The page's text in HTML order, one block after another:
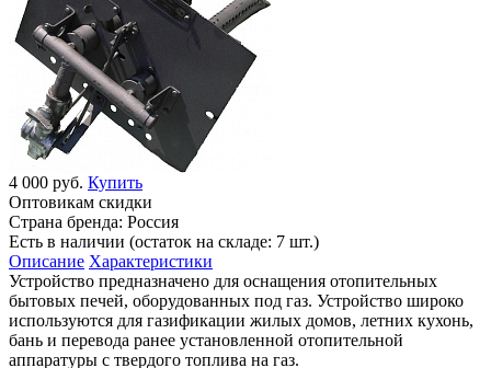
4 000 руб. Купить
Оптовикам скидки
Страна бренда: Россия
Есть в наличии (остаток на складе: 7 шт.)
Описание Характеристики
Устройство предназначено для оснащения отопительных
бытовых печей, оборудованных под газ. Устройство широко
используются для газификации жилых домов, летних кухонь,
бань и перевода ранее установленной отопительной
аппаратуры с твердого топлива на газ.